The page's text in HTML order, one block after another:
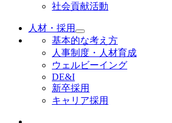
社会貢献活動
人材・採用
基本的な考え方
人事制度・人材育成
ウェルビーイング
DE&I
新卒採用
キャリア採用